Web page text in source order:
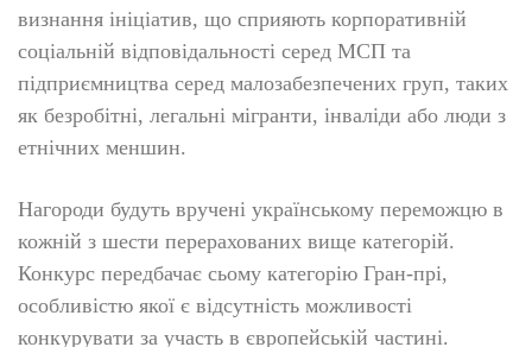
визнання ініціатив, що сприяють корпоративній
соціальній відповідальності серед МСП та
підприємництва серед малозабезпечених груп, таких
як безробітні, легальні мігранти, інваліди або люди з
етнічних меншин.
Нагороди будуть вручені українському переможцю в
кожній з шести перерахованих вище категорій.
Конкурс передбачає сьому категорію Гран-прі,
особливістю якої є відсутність можливості
конкурувати за участь в європейській частині.